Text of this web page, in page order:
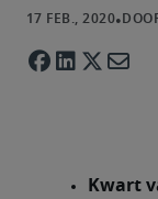
Kwart